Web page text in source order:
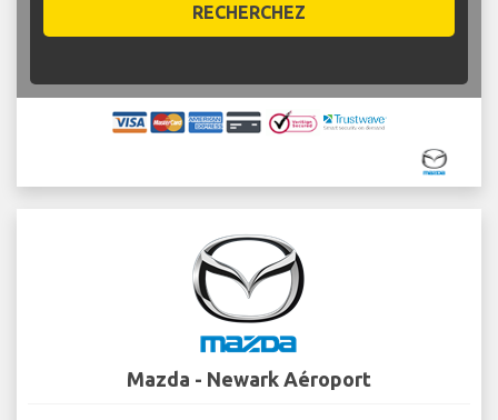
RECHERCHEZ
Mazda - Newark Aéroport